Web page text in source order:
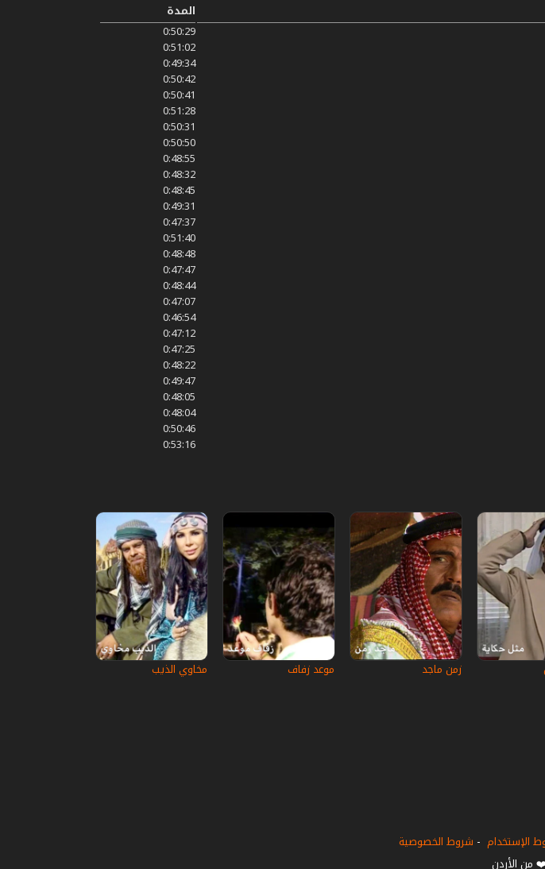
المدة
0:50:29
0:51:02
0:49:34
0:50:42
0:50:41
0:51:28
0:50:31
0:50:50
0:48:55
0:48:32
0:48:45
0:49:31
0:47:37
0:51:40
0:48:48
0:47:47
0:48:44
0:47:07
0:46:54
0:47:12
0:47:25
0:48:22
0:49:47
0:48:05
0:48:04
0:50:46
0:53:16
زمن ماجد موعد زفاف مخاوي الذيب
الإستخدام - شروط الخصوصية
من الأردن